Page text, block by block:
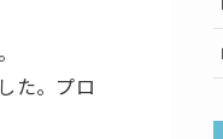
た。プロ